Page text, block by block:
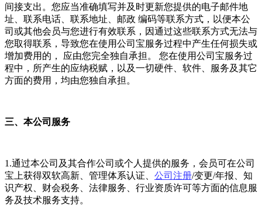
间接支出。您应当准确填写并及时更新您提供的电子邮件地
址、联系电话、联系地址、邮政 编码等联系方式，以便本公
司或其他会员与您进行有效联系，因通过这些联系方式无法与
您取得联系，导致您在使用公司宝服务过程中产生任何损失或
增加费用的， 应由您完全独自承担。 您在使用公司宝服务过
程中，所产生的应纳税赋，以及一切硬件、软件、服务及其它
方面的费用，均由您独自承担。
三、本公司服务
1.通过本公司及其合作公司或个人提供的服务，会员可在公司
宝上获得双软高新、管理体系认证、 公司注册/变更/年报、知
识产权、财会税务、法律服务、行业资质许可等方面的信息服
务及技术服务支持。